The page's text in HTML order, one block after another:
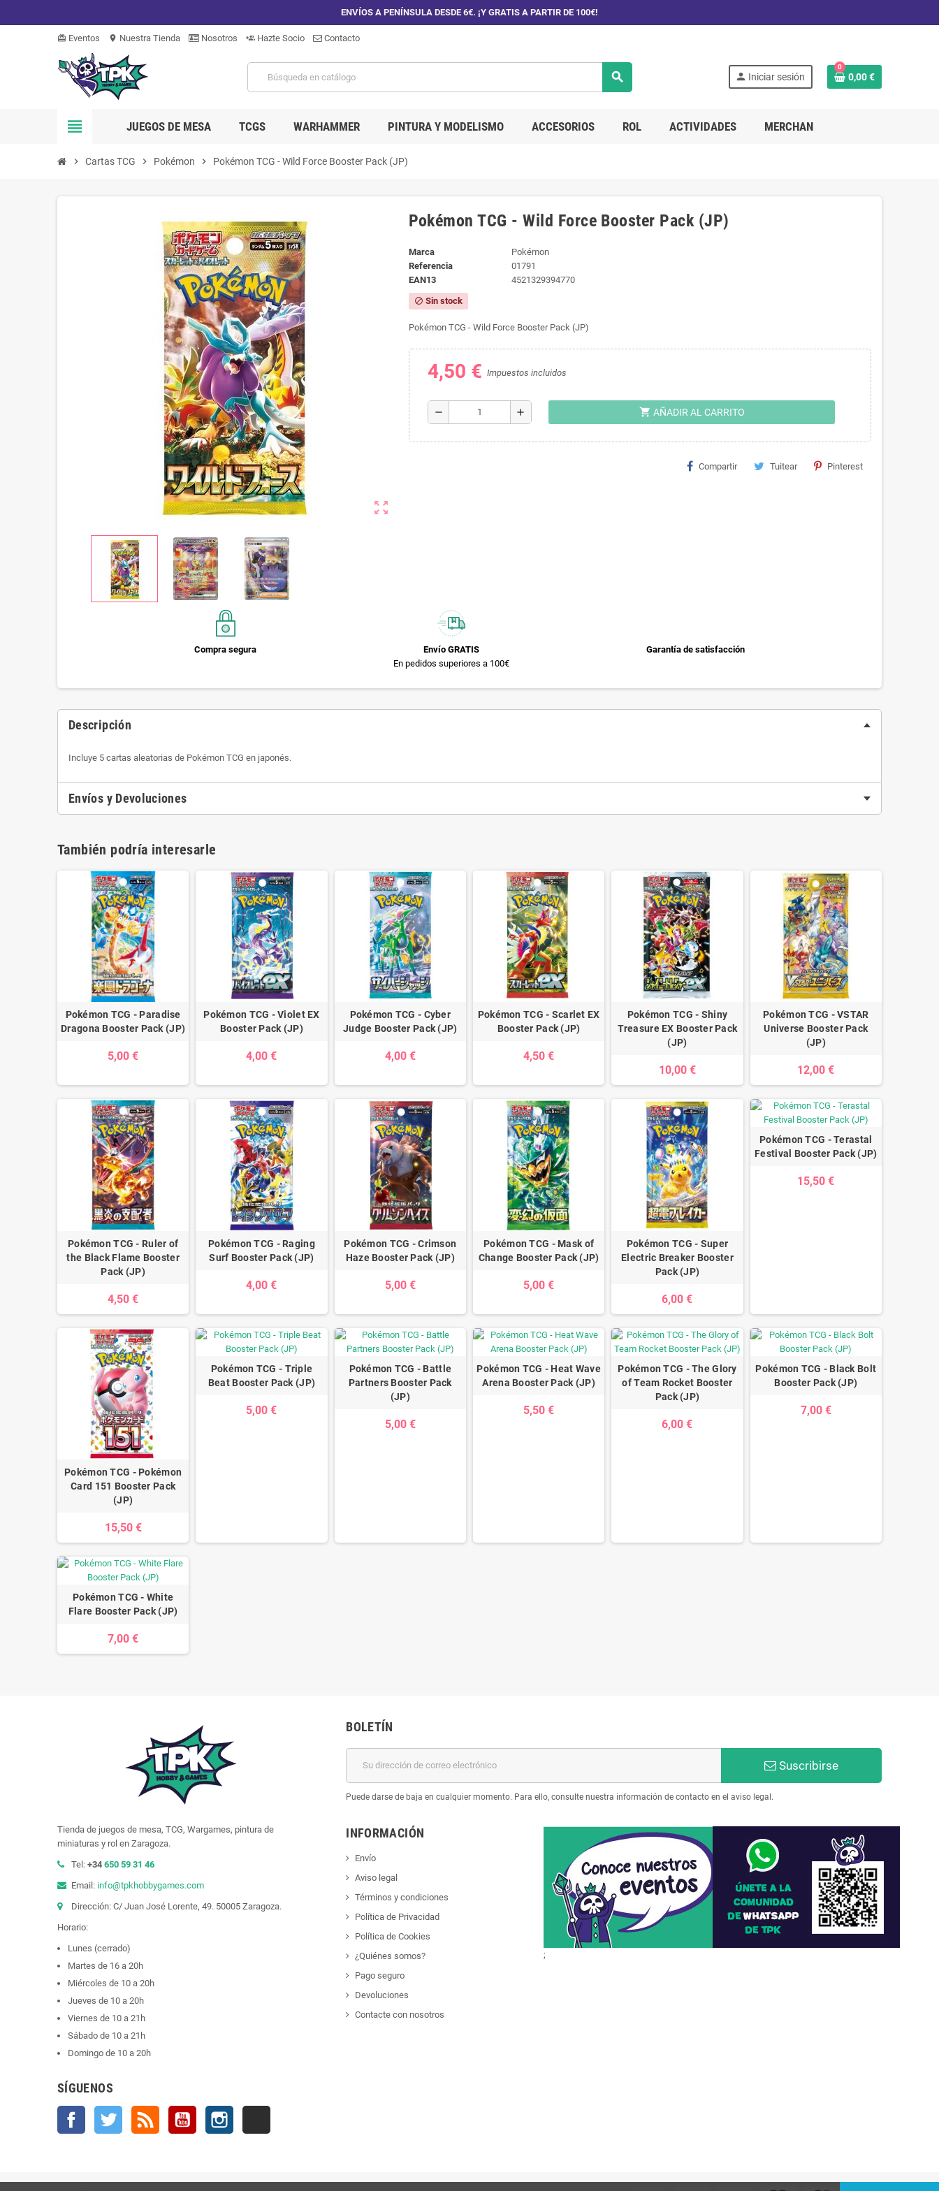
ENVÍOS A PENÍNSULA DESDE 6€. ¡Y GRATIS A PARTIR DE 100€!
card_giftcard Eventos location_on Nuestra Tienda Nosotros group_add Hazte Socio Contacto
search person Iniciar sesión
0
0,00 €
view_headline JUEGOS DE MESA TCGS WARHAMMER PINTURA Y MODELISMO ACCESORIOS ROL ACTIVIDADES MERCHAN
chevron_right Cartas TCG chevron_right Pokémon chevron_right Pokémon TCG - Wild Force Booster Pack (JP)
zoom_out_map
Pokémon TCG - Wild Force Booster Pack (JP)
Marca
Pokémon
Referencia
01791
EAN13
4521329394770
block Sin stock
Pokémon TCG - Wild Force Booster Pack (JP)
4,50 € Impuestos incluidos
remove add shopping_cart AÑADIR AL CARRITO
Compartir Tuitear Pinterest
Compra segura
Envío GRATIS
En pedidos superiores a 100€
Garantía de satisfacción
Descripción
Incluye 5 cartas aleatorias de Pokémon TCG en japonés.
Envíos y Devoluciones
También podría interesarle
Pokémon TCG - Paradise
Dragona Booster Pack (JP)
5,00 €
Pokémon TCG - Violet EX
Booster Pack (JP)
4,00 €
Pokémon TCG - Cyber
Judge Booster Pack (JP)
4,00 €
Pokémon TCG - Scarlet EX
Booster Pack (JP)
4,50 €
Pokémon TCG - Shiny
Treasure EX Booster Pack
(JP)
10,00 €
Pokémon TCG - VSTAR
Universe Booster Pack
(JP)
12,00 €
Pokémon TCG - Ruler of
the Black Flame Booster
Pack (JP)
4,50 €
Pokémon TCG - Raging
Surf Booster Pack (JP)
4,00 €
Pokémon TCG - Crimson
Haze Booster Pack (JP)
5,00 €
Pokémon TCG - Mask of
Change Booster Pack (JP)
5,00 €
Pokémon TCG - Super
Electric Breaker Booster
Pack (JP)
6,00 €
Pokémon TCG - Terastal
Festival Booster Pack (JP)
15,50 €
Pokémon TCG - Pokémon
Card 151 Booster Pack
(JP)
15,50 €
Pokémon TCG - Triple
Beat Booster Pack (JP)
5,00 €
Pokémon TCG - Battle
Partners Booster Pack
(JP)
5,00 €
Pokémon TCG - Heat Wave
Arena Booster Pack (JP)
5,50 €
Pokémon TCG - The Glory
of Team Rocket Booster
Pack (JP)
6,00 €
Pokémon TCG - Black Bolt
Booster Pack (JP)
7,00 €
Pokémon TCG - White
Flare Booster Pack (JP)
7,00 €
Tienda de juegos de mesa, TCG, Wargames, pintura de
miniaturas y rol en Zaragoza.
Tel: +34 650 59 31 46
Email: info@tpkhobbygames.com
Dirección: C/ Juan José Lorente, 49. 50005 Zaragoza.
Horario:
Lunes (cerrado)
Martes de 16 a 20h
Miércoles de 10 a 20h
Jueves de 10 a 20h
Viernes de 10 a 21h
Sábado de 10 a 21h
Domingo de 10 a 20h
SÍGUENOS
Facebook Twitter YouTube
BOLETÍN
Suscribirse
Puede darse de baja en cualquier momento. Para ello, consulte nuestra información de contacto en el aviso legal.
INFORMACIÓN
Envío
Aviso legal
Términos y condiciones
Política de Privacidad
Política de Cookies
¿Quiénes somos?
Pago seguro
Devoluciones
Contacte con nosotros
;